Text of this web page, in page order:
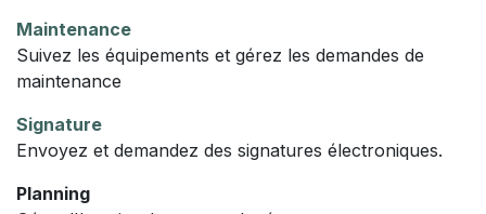
Maintenance
Suivez les équipements et gérez les demandes de
maintenance
Signature
Envoyez et demandez des signatures électroniques.
Planning